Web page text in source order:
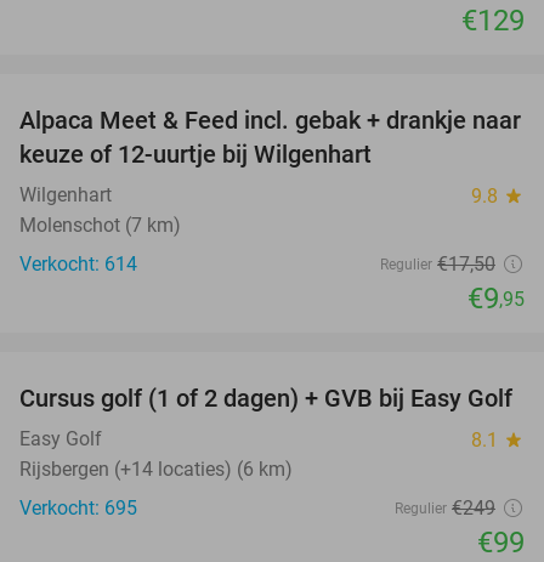
€129
43%
Alpaca Meet & Feed incl. gebak + drankje naar
keuze of 12-uurtje bij Wilgenhart
Wilgenhart 9.8 star
Molenschot (7 km)
Verkocht: 614
Regulier €17,50
€9,95
60%
Cursus golf (1 of 2 dagen) + GVB bij Easy Golf
Easy Golf 8.1 star
Rijsbergen (+14 locaties) (6 km)
Verkocht: 695
Regulier €249
€99